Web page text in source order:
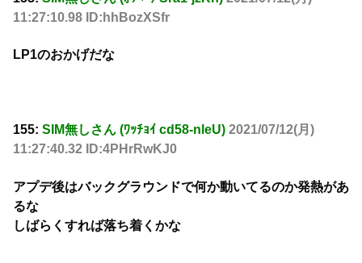
11:27:10.98 ID:hhBozXSfr
LP1のおかげだな
155: SIM無しさん (ﾜｯﾁｮｲ cd58-nleU) 2021/07/12(月)
11:27:40.32 ID:4PHrRwKJ0
アプデ後はバックグラウンドで何か動いてるのか発熱があ
るな
しばらくすれば落ち着くかな